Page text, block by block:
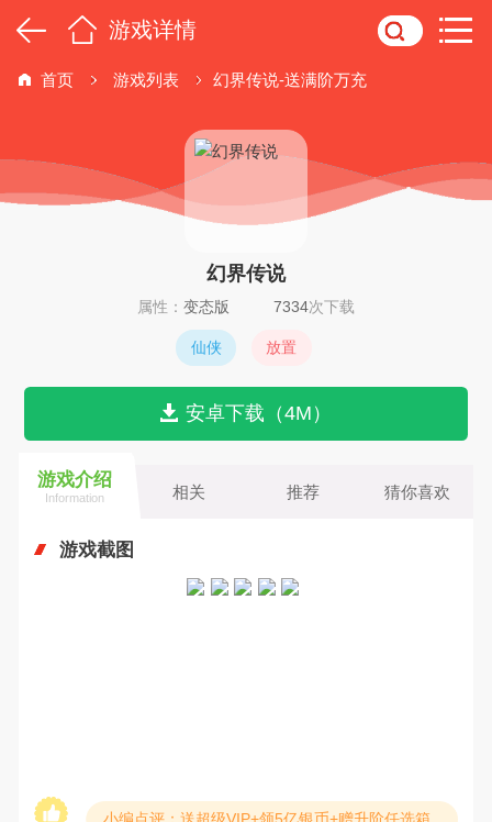
游戏详情
首页 游戏列表 幻界传说-送满阶万充
幻界传说
属性： 变态版 7334次下载
仙侠 放置
安卓下载（4M）
游戏介绍
Information 相关 推荐 猜你喜欢
游戏截图
小编点评：送超级VIP+领5亿银币+赠升阶任选箱